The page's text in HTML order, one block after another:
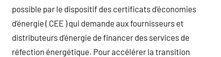
possible par le dispositif des certificats d’économies
d’énergie ( CEE ) qui demande aux fournisseurs et
distributeurs d’énergie de financer des services de
réfection énergétique. Pour accélérer la transition